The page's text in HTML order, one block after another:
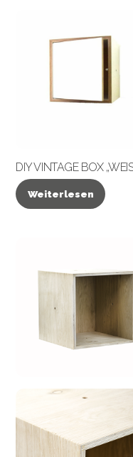
DIY VINTAGE BOX
Weiterlesen